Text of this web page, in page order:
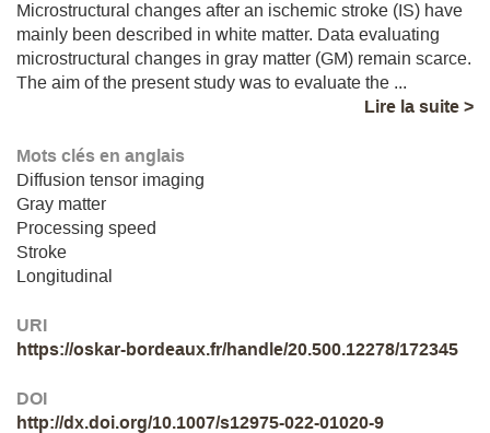
Microstructural changes after an ischemic stroke (IS) have
mainly been described in white matter. Data evaluating
microstructural changes in gray matter (GM) remain scarce.
The aim of the present study was to evaluate the ...
Lire la suite >
Mots clés en anglais
Diffusion tensor imaging
Gray matter
Processing speed
Stroke
Longitudinal
URI
https://oskar-bordeaux.fr/handle/20.500.12278/172345
DOI
http://dx.doi.org/10.1007/s12975-022-01020-9